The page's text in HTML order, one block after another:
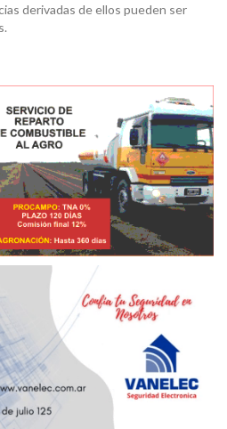
derivadas de ellos pueden ser